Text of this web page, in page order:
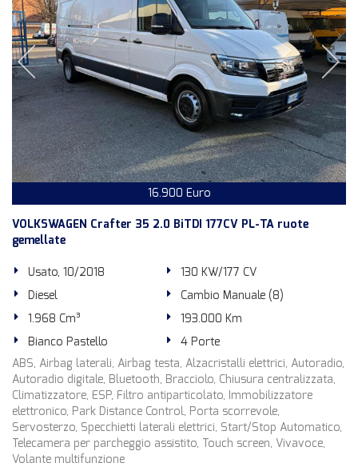
16.900 Euro
VOLKSWAGEN Crafter 35 2.0 BiTDI 177CV PL-TA ruote
gemellate
Usato, 10/2018
130 KW/177 CV
Diesel
Cambio Manuale (8)
1.968 Cm³
193.000 Km
Bianco Pastello
4 Porte
ABS, Airbag laterali, Airbag testa, Alzacristalli elettrici, Autoradio,
Autoradio digitale, Bluetooth, Bracciolo, Chiusura centralizzata,
Climatizzatore, ESP, Filtro antiparticolato, Immobilizzatore
elettronico, Park Distance Control, Porta scorrevole,
Servosterzo, Specchietti laterali elettrici, Start/Stop Automatico,
Telecamera per parcheggio assistito, Touch screen, Vivavoce,
Volante multifunzione